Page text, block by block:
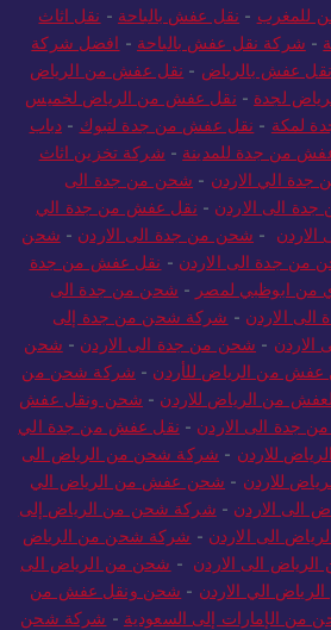
من ابوظبي لمصر -شركة شحن من
للمغرب- نقل عفش بالباحة -نقل اثاث
- شركة نقل عفش بالباحة- افضل شركة
عفش بالرياض-نقل عفش من الرياض
لجدة -نقل عفش من الرياض لخميس
لمكة -نقل عفش من جدة لتبوك-دباب
من جدة للمدينة-شركة تخزين اثاث
الي الاردن -شحن من جدة الى
الى الاردن -نقل عفش من جدة الي
- شحن من جدة الى الاردن- شحن
من جدة الى الاردن -نقل عفش من جدة
من ابوظبي لمصر-شحن من جدة الى
الاردن-شركة شحن من جدة إلى
- شحن من جدة الى الاردن-شحن
من الرياض للأردن-شركة شحن من
من الرياض للاردن -شحن ونقل عفش
جدة الى الاردن -نقل عفش من جدة الي
للاردن -شركة شحن من الرياض الى
للاردن-شحن عفش من الرياض الي
الى الاردن-شركة شحن من الرياض إلى
الى الاردن- شركة شحن من الرياض
الى الاردن -شحن من الرياض الى
الي الاردن -شحن ونقل عفش من